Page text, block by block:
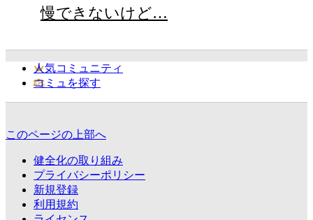
慢できないけど…
人気コミュニティ
コミュを探す
このページの上部へ
健全化の取り組み
プライバシーポリシー
新規登録
利用規約